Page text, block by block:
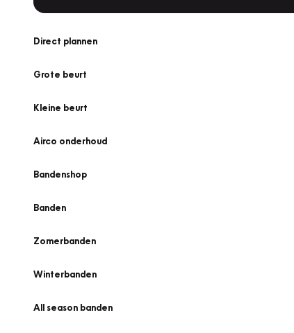
Direct plannen
Grote beurt
Kleine beurt
Airco onderhoud
Bandenshop
Banden
Zomerbanden
Winterbanden
All season banden